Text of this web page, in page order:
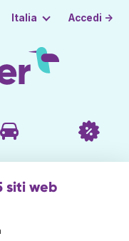
Italia Accedi →
siti web